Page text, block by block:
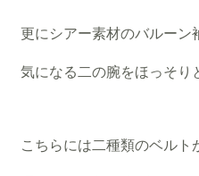
更にシアー素材のバルーン
気になる二の腕をほっそり
こちらには二種類のベルト